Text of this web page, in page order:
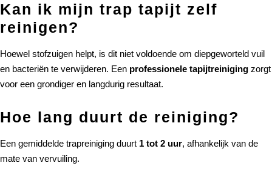
Kan ik mijn trap tapijt zelf
reinigen?
Hoewel stofzuigen helpt, is dit niet voldoende om diepgeworteld vuil
en bacteriën te verwijderen. Een professionele tapijtreiniging zorgt
voor een grondiger en langdurig resultaat.
Hoe lang duurt de reiniging?
Een gemiddelde trapreiniging duurt 1 tot 2 uur, afhankelijk van de
mate van vervuiling.